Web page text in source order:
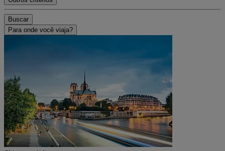
Buscar
Para onde você viaja?